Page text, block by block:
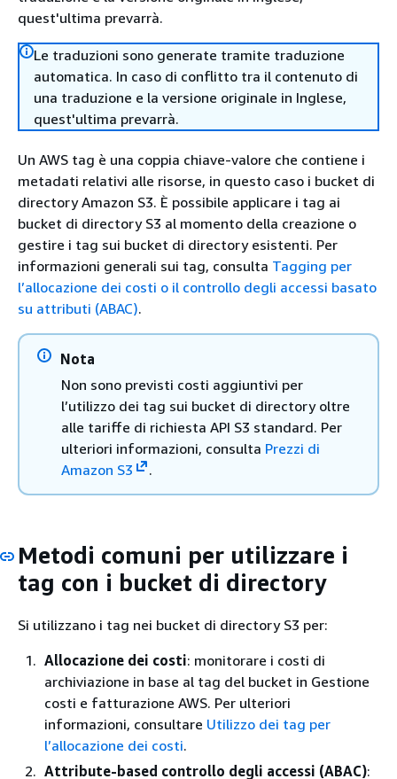
quest'ultima prevarrà.
Le traduzioni sono generate tramite traduzione
automatica. In caso di conflitto tra il contenuto di
una traduzione e la versione originale in Inglese,
quest'ultima prevarrà.
Un AWS tag è una coppia chiave-valore che contiene i
metadati relativi alle risorse, in questo caso i bucket di
directory Amazon S3. È possibile applicare i tag ai
bucket di directory S3 al momento della creazione o
gestire i tag sui bucket di directory esistenti. Per
informazioni generali sui tag, consulta Tagging per
l’allocazione dei costi o il controllo degli accessi basato
su attributi (ABAC).
Nota
Non sono previsti costi aggiuntivi per
l’utilizzo dei tag sui bucket di directory oltre
alle tariffe di richiesta API S3 standard. Per
ulteriori informazioni, consulta Prezzi di
Amazon S3
.
Metodi comuni per utilizzare i
tag con i bucket di directory
Si utilizzano i tag nei bucket di directory S3 per:
Allocazione dei costi: monitorare i costi di
archiviazione in base al tag del bucket in Gestione
costi e fatturazione AWS. Per ulteriori
informazioni, consultare Utilizzo dei tag per
l’allocazione dei costi.
Attribute-based controllo degli accessi (ABAC):